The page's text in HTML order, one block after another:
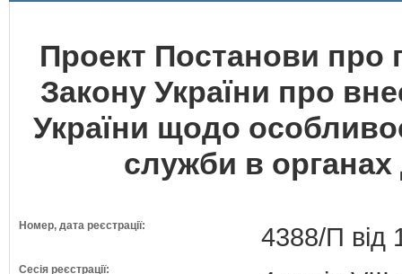
Проект Постанови про
Закону України про
України щодо
служби в
Номер, дата реєстрації: 4388/П від
Сесія реєстрації: